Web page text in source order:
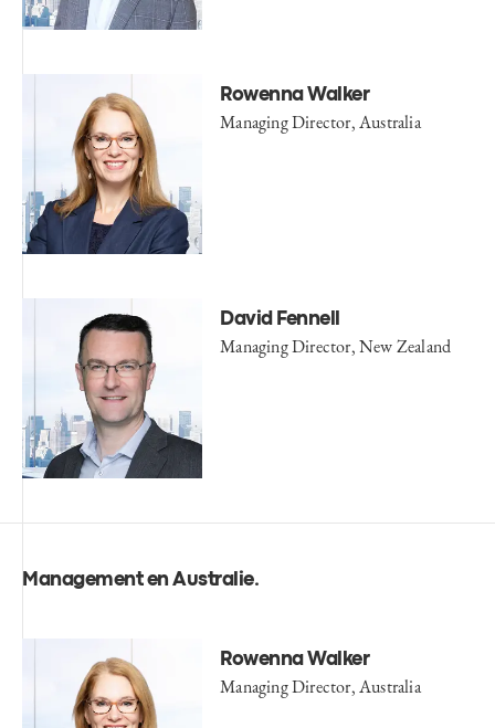
Rowenna Walker
Managing Director, Australia
David Fennell
Managing Director, New Zealand
Management en Australie.
Rowenna Walker
Managing Director, Australia